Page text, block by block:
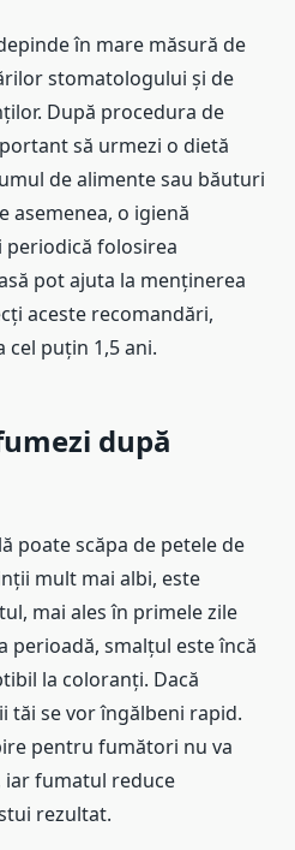
în mare măsură de
stomatologului și de
După procedura de
să urmezi o dietă
de alimente sau băuturi
asemenea, o igienă
folosirea
pot ajuta la menținerea
aceste recomandări,
cel puțin 1,5 ani.
după
poate scăpa de petele de
mult mai albi, este
mai ales în primele zile
perioadă, smalțul este încă
la coloranți. Dacă
tăi se vor îngălbeni rapid.
pentru fumători nu va
iar fumatul reduce
rezultat.